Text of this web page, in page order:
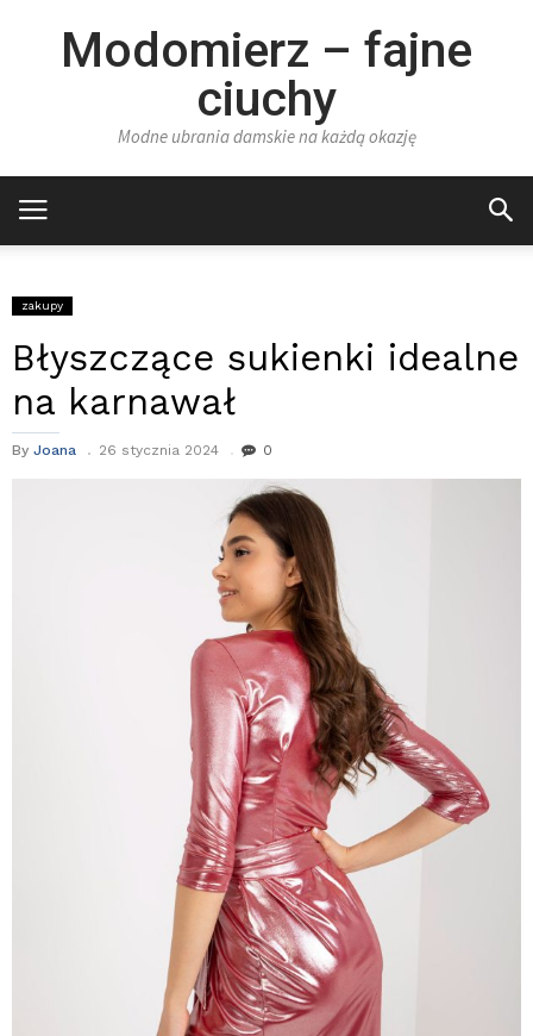
Modomierz – fajne
ciuchy
Modne ubrania damskie na każdą okazję
zakupy
Błyszczące sukienki idealne
na karnawał
By Joana 26 stycznia 2024 0